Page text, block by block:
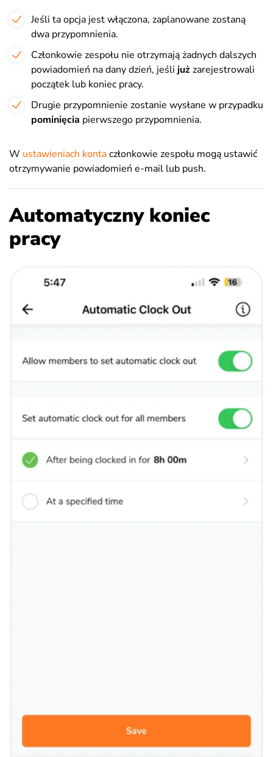
Jeśli ta opcja jest włączona, zaplanowane zostaną
dwa przypomnienia.
Członkowie zespołu nie otrzymają żadnych dalszych
powiadomień na dany dzień, jeśli jużzarejestrowali
początek lub koniec pracy.
Drugie przypomnienie zostanie wysłane w przypadku
pominięcia pierwszego przypomnienia.
W ustawieniach kontaczłonkowie zespołu mogą ustawić
otrzymywanie powiadomień e-mail lub push.
Automatyczny koniec
pracy